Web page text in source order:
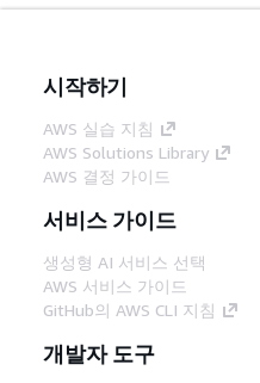
시작하기
AWS 실습 지침
AWS Solutions Library
AWS 결정 가이드
서비스 가이드
생성형 AI 서비스 선택
AWS 서비스 가이드
GitHub의 AWS CLI 지침
개발자 도구